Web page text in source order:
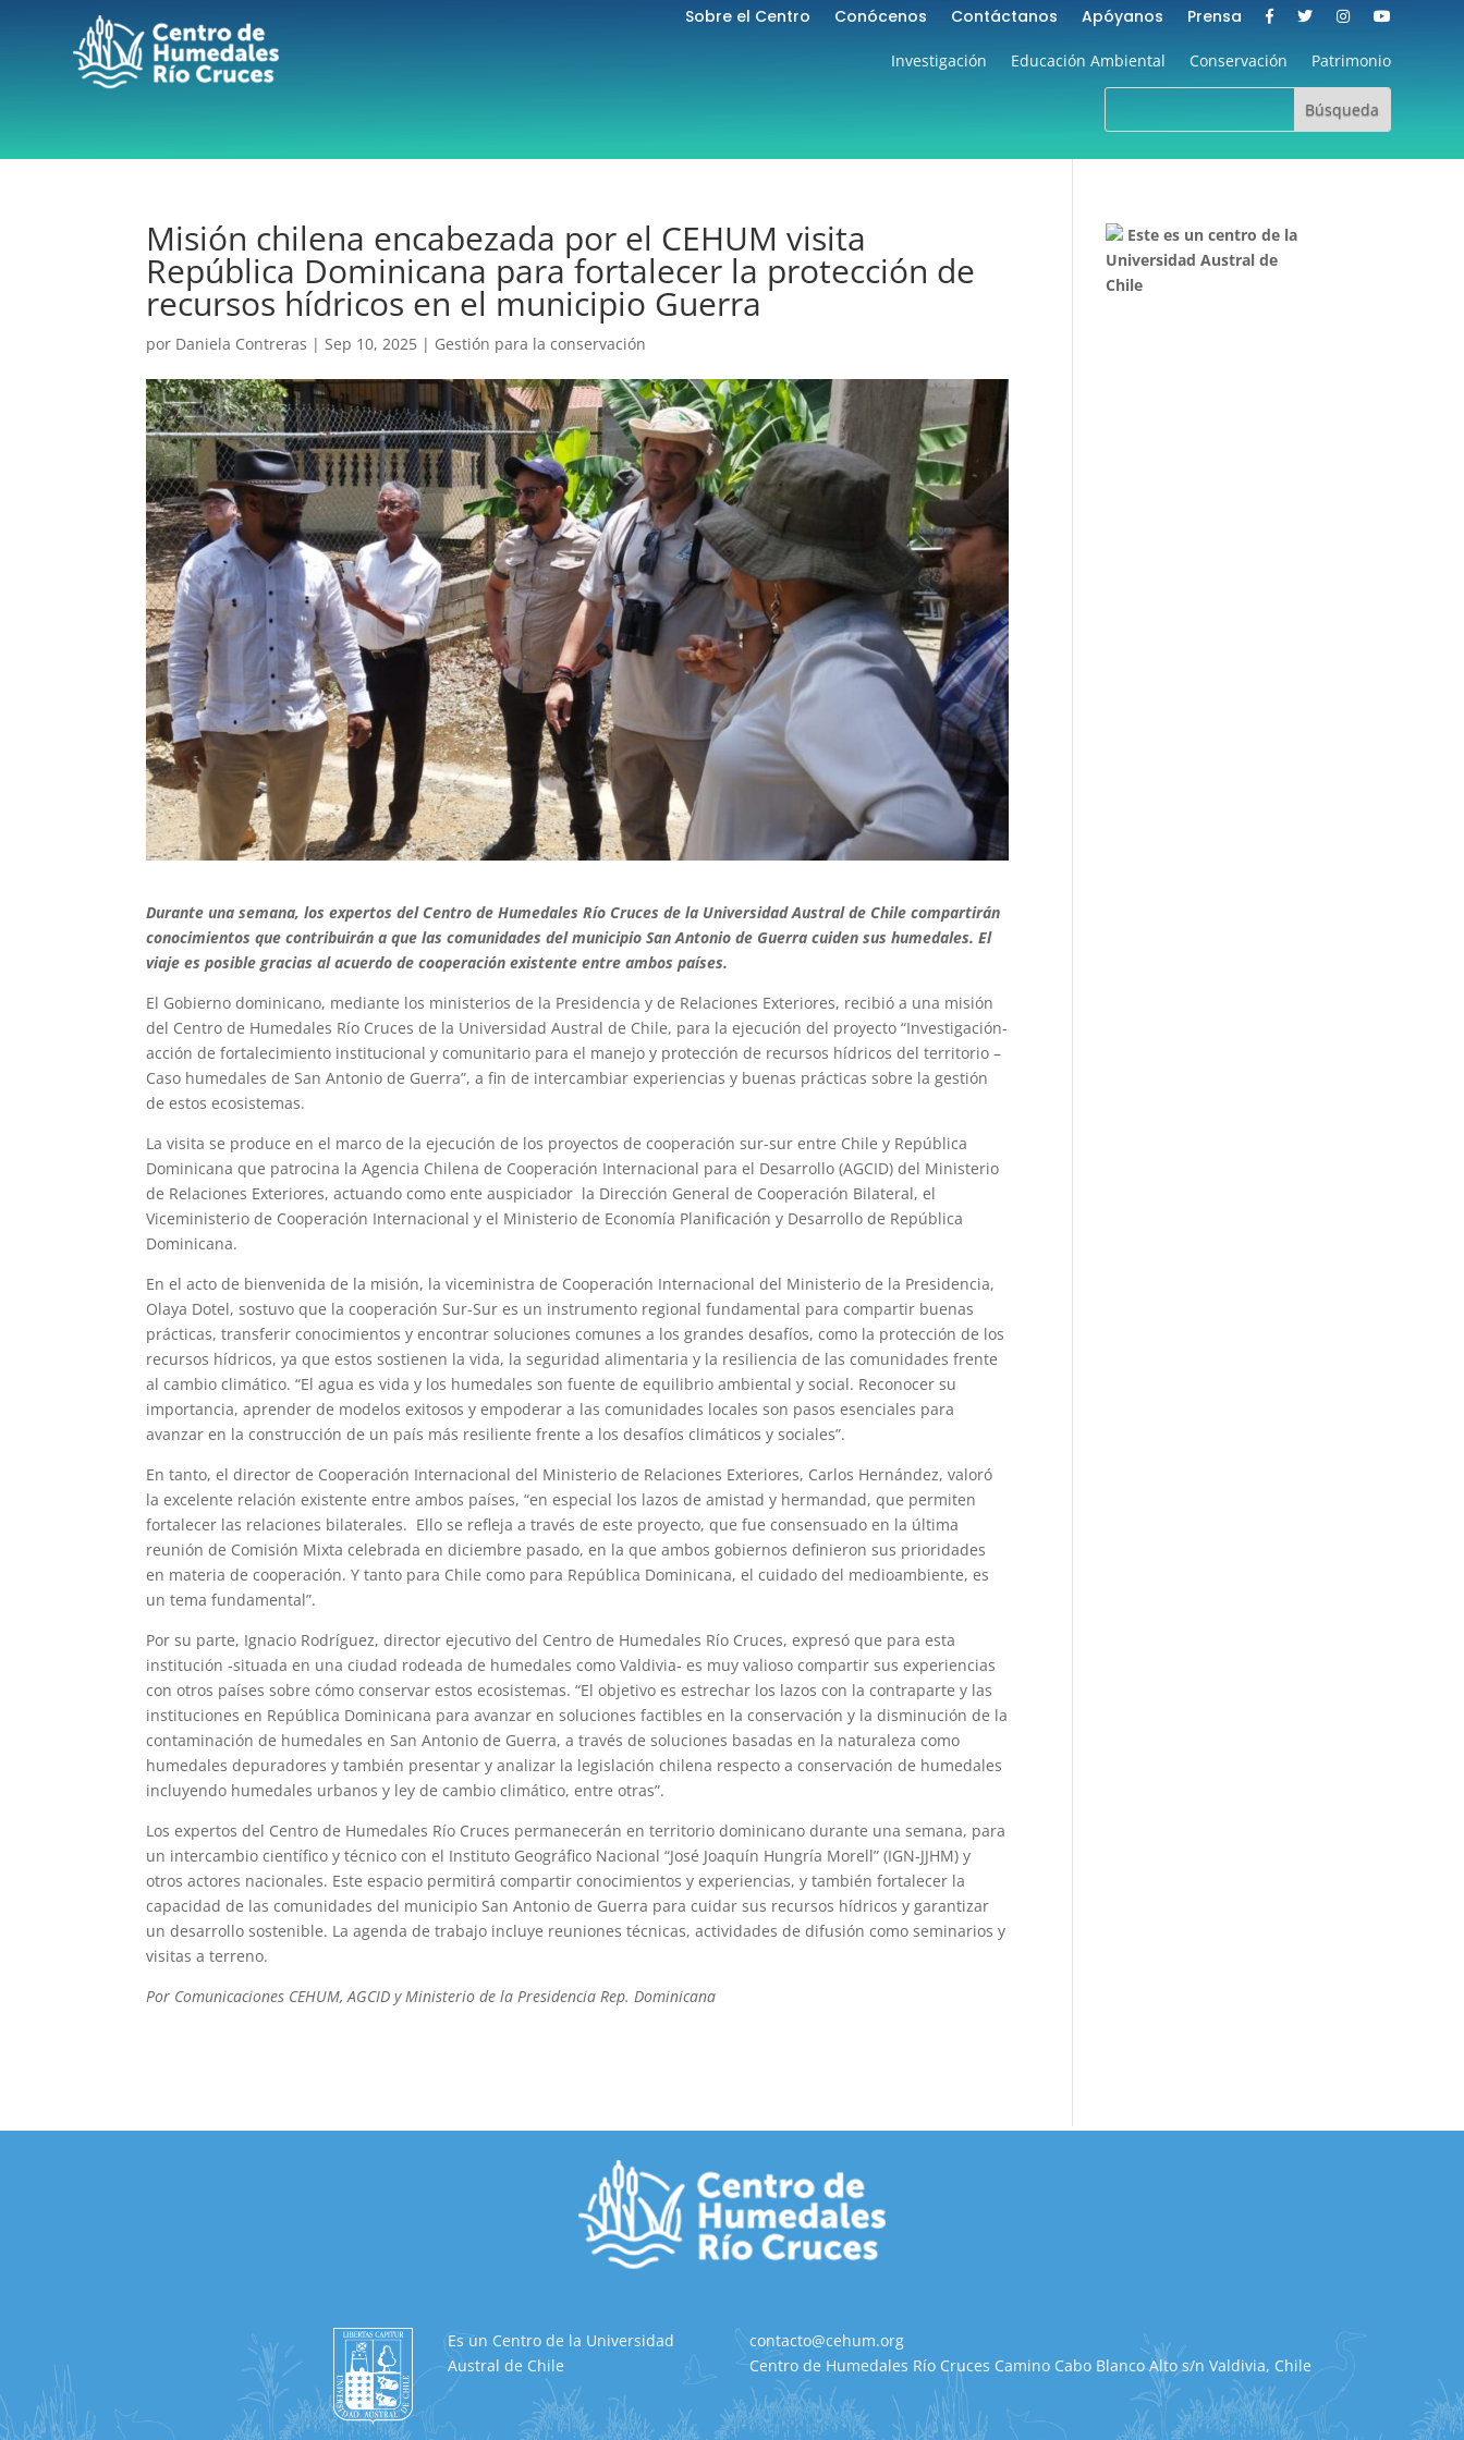
Sobre el Centro Conócenos Contáctanos Apóyanos Prensa
Investigación Educación Ambiental Conservación Patrimonio
Misión chilena encabezada por el CEHUM visita
República Dominicana para fortalecer la protección de
recursos hídricos en el municipio Guerra
por Daniela Contreras |Sep 10, 2025 | Gestión para la conservación
Durante una semana, los expertos del Centro de Humedales Río Cruces de la Universidad Austral de Chile compartirán
conocimientos que contribuirán a que las comunidades del municipio San Antonio de Guerra cuiden sus humedales. El
viaje es posible gracias al acuerdo de cooperación existente entre ambos países.
El Gobierno dominicano, mediante los ministerios de la Presidencia y de Relaciones Exteriores, recibió a una misión
del Centro de Humedales Río Cruces de la Universidad Austral de Chile, para la ejecución del proyecto “Investigación-
acción de fortalecimiento institucional y comunitario para el manejo y protección de recursos hídricos del territorio –
Caso humedales de San Antonio de Guerra”, a fin de intercambiar experiencias y buenas prácticas sobre la gestión
de estos ecosistemas.
La visita se produce en el marco de la ejecución de los proyectos de cooperación sur-sur entre Chile y República
Dominicana que patrocina la Agencia Chilena de Cooperación Internacional para el Desarrollo (AGCID) del Ministerio
de Relaciones Exteriores, actuando como ente auspiciador la Dirección General de Cooperación Bilateral, el
Viceministerio de Cooperación Internacional y el Ministerio de Economía Planificación y Desarrollo de República
Dominicana.
En el acto de bienvenida de la misión, la viceministra de Cooperación Internacional del Ministerio de la Presidencia,
Olaya Dotel, sostuvo que la cooperación Sur-Sur es un instrumento regional fundamental para compartir buenas
prácticas, transferir conocimientos y encontrar soluciones comunes a los grandes desafíos, como la protección de los
recursos hídricos, ya que estos sostienen la vida, la seguridad alimentaria y la resiliencia de las comunidades frente
al cambio climático. “El agua es vida y los humedales son fuente de equilibrio ambiental y social. Reconocer su
importancia, aprender de modelos exitosos y empoderar a las comunidades locales son pasos esenciales para
avanzar en la construcción de un país más resiliente frente a los desafíos climáticos y sociales”.
En tanto, el director de Cooperación Internacional del Ministerio de Relaciones Exteriores, Carlos Hernández, valoró
la excelente relación existente entre ambos países, “en especial los lazos de amistad y hermandad, que permiten
fortalecer las relaciones bilaterales. Ello se refleja a través de este proyecto, que fue consensuado en la última
reunión de Comisión Mixta celebrada en diciembre pasado, en la que ambos gobiernos definieron sus prioridades
en materia de cooperación. Y tanto para Chile como para República Dominicana, el cuidado del medioambiente, es
un tema fundamental”.
Por su parte, Ignacio Rodríguez, director ejecutivo del Centro de Humedales Río Cruces, expresó que para esta
institución -situada en una ciudad rodeada de humedales como Valdivia- es muy valioso compartir sus experiencias
con otros países sobre cómo conservar estos ecosistemas. “El objetivo es estrechar los lazos con la contraparte y las
instituciones en República Dominicana para avanzar en soluciones factibles en la conservación y la disminución de la
contaminación de humedales en San Antonio de Guerra, a través de soluciones basadas en la naturaleza como
humedales depuradores y también presentar y analizar la legislación chilena respecto a conservación de humedales
incluyendo humedales urbanos y ley de cambio climático, entre otras”.
Los expertos del Centro de Humedales Río Cruces permanecerán en territorio dominicano durante una semana, para
un intercambio científico y técnico con el Instituto Geográfico Nacional “José Joaquín Hungría Morell” (IGN-JJHM) y
otros actores nacionales. Este espacio permitirá compartir conocimientos y experiencias, y también fortalecer la
capacidad de las comunidades del municipio San Antonio de Guerra para cuidar sus recursos hídricos y garantizar
un desarrollo sostenible. La agenda de trabajo incluye reuniones técnicas, actividades de difusión como seminarios y
visitas a terreno.
Por Comunicaciones CEHUM, AGCID y Ministerio de la Presidencia Rep. Dominicana
Este es un centro de la
Universidad Austral de
Chile
Es un Centro de la Universidad
Austral de Chile
contacto@cehum.org
Centro de Humedales Río Cruces Camino Cabo Blanco Alto s/n Valdivia, Chile